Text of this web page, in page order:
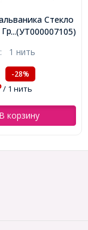
Коннектор Лист
Бижутерный
Размер:
Отверстие 2мм,
(УТ0003018)
Упаковка:
126,00